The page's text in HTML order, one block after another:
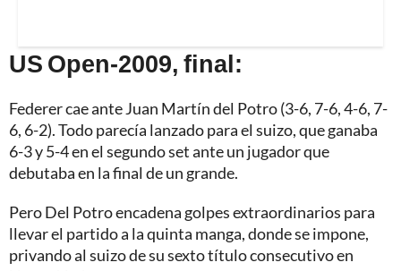
US Open-2009, final:
Federer cae ante Juan Martín del Potro (3-6, 7-6, 4-6, 7-
6, 6-2). Todo parecía lanzado para el suizo, que ganaba
6-3 y 5-4 en el segundo set ante un jugador que
debutaba en la final de un grande.
Pero Del Potro encadena golpes extraordinarios para
llevar el partido a la quinta manga, donde se impone,
privando al suizo de su sexto título consecutivo en